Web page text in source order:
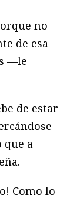
no
de esa
—le
de estar
que a
Como lo